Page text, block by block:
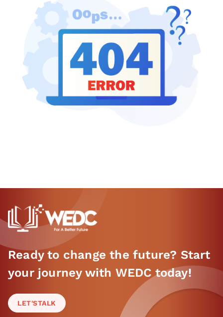
Ready to change the future? Start
your journey with WEDC today!
LET'STALK